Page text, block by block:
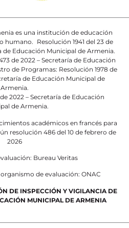
es una institución de educación
humano. Resolución 1941 del 23 de
de Educación Municipal de Armenia.
de 2022 – Secretaría de Educación
de Programas: Resolución 1978 de
de Educación Municipal de
Armenia.
2022 – Secretaría de Educación
de Armenia.
académicos en francés para
resolución 486 del 10 de febrero de
2026
Bureau Veritas
de evaluación: ONAC
DE INSPECCIÓN Y VIGILANCIA DE
MUNICIPAL DE ARMENIA